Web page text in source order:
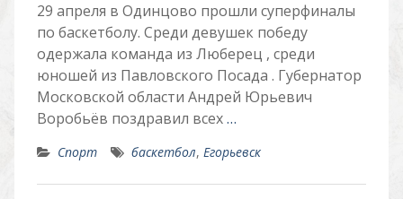
29 апреля в Одинцово прошли суперфиналы
по баскетболу. Среди девушек победу
одержала команда из Люберец , среди
юношей из Павловского Посада . Губернатор
Московской области Андрей Юрьевич
Воробьёв поздравил всех…
Спорт баскетбол, Егорьевск